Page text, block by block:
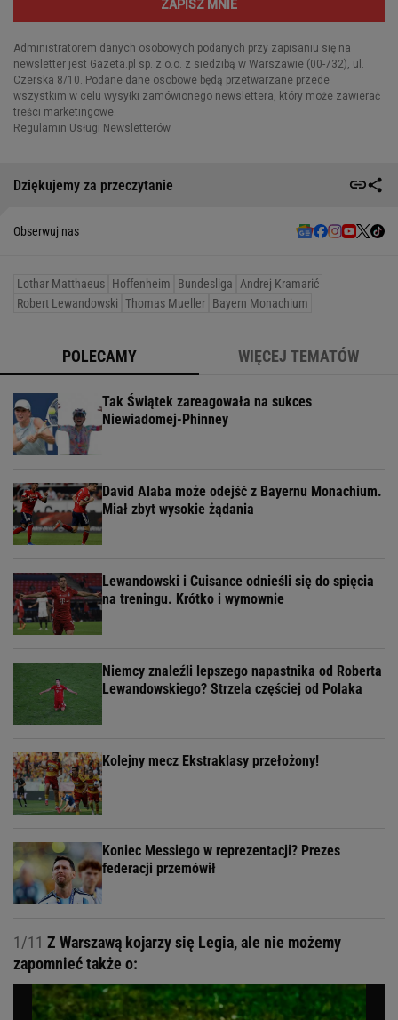
Dziękujemy za przeczytanie
Obserwuj nas
Lothar Matthaeus Hoffenheim Bundesliga
Andrej Kramarić
Robert Lewandowski Thomas Mueller Bayern Monachium
POLECAMY WIĘCEJ TEMATÓW
Tak Świątek zareagowała na sukces
Niewiadomej-Phinney
David Alaba może odejść z Bayernu Monachium.
Miał zbyt wysokie żądania
Lewandowski i Cuisance odnieśli się do spięcia
na treningu. Krótko i wymownie
Niemcy znaleźli lepszego napastnika od Roberta
Lewandowskiego? Strzela częściej od Polaka
Kolejny mecz Ekstraklasy przełożony!
Koniec Messiego w reprezentacji? Prezes
federacji przemówił
1/11 Z Warszawą kojarzy się Legia, ale nie możemy
zapomnieć także o: